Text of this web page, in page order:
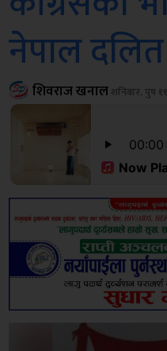
नेपाल
शिवराज खनालशनिबार, पुष